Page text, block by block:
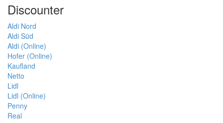
Discounter
Aldi Nord
Aldi Süd
Aldi (Online)
Hofer (Online)
Kaufland
Netto
Lidl
Lidl (Online)
Penny
Real